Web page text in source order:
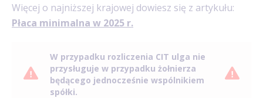
Więcej o najniższej krajowej dowiesz się z artykułu:
Płaca minimalna w 2025 r.
W przypadku rozliczenia CIT ulga nie
przysługuje w przypadku żołnierza
będącego jednocześnie wspólnikiem
spółki.